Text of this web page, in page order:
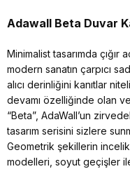
Adawall Beta Duvar
Minimalist tasarımda
modern sanatın çarpıcı
alıcı derinliğini kanıtlar
devamı özelliğinde olan
“Beta”, AdaWall’un
tasarım serisini sizlere
Geometrik şekillerin
modelleri, soyut geçişler